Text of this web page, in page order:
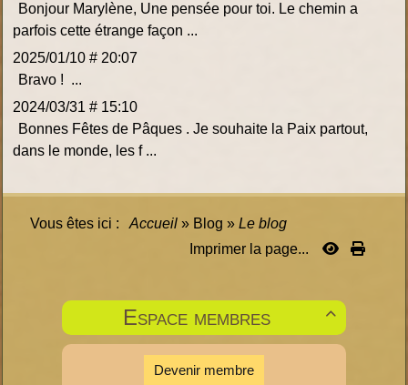
Bonjour Marylène, Une pensée pour toi. Le chemin a
parfois cette étrange façon ...
2025/01/10 # 20:07
Bravo ! ...
2024/03/31 # 15:10
Bonnes Fêtes de Pâques . Je souhaite la Paix partout,
dans le monde, les f ...
Vous êtes ici : Accueil » Blog » Le blog
Imprimer la page...

Espace membres
Devenir membre